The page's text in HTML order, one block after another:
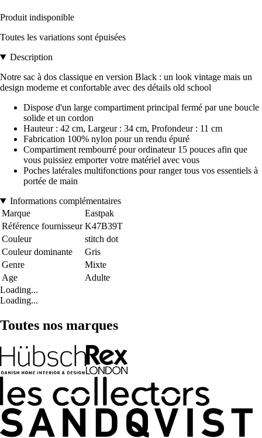
Produit indisponible
Toutes les variations sont épuisées
Description
Notre sac à dos classique en version Black : un look vintage mais un
design moderne et confortable avec des détails old school
Dispose d'un large compartiment principal fermé par une boucle
solide et un cordon
Hauteur : 42 cm, Largeur : 34 cm, Profondeur : 11 cm
Fabrication 100% nylon pour un rendu épuré
Compartiment rembourré pour ordinateur 15 pouces afin que
vous puissiez emporter votre matériel avec vous
Poches latérales multifonctions pour ranger tous vos essentiels à
portée de main
Informations complémentaires
Marque
Eastpak
Référence fournisseur K47B39T
Couleur
stitch dot
Couleur dominante
Gris
Genre
Mixte
Age
Adulte
Loading...
Loading...
Toutes nos marques